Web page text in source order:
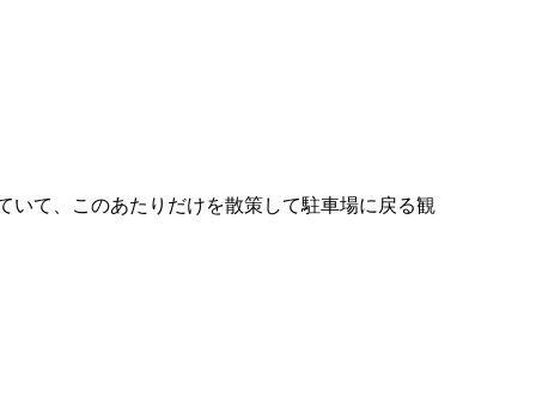
て、このあたりだけを散策して駐車場に戻る観